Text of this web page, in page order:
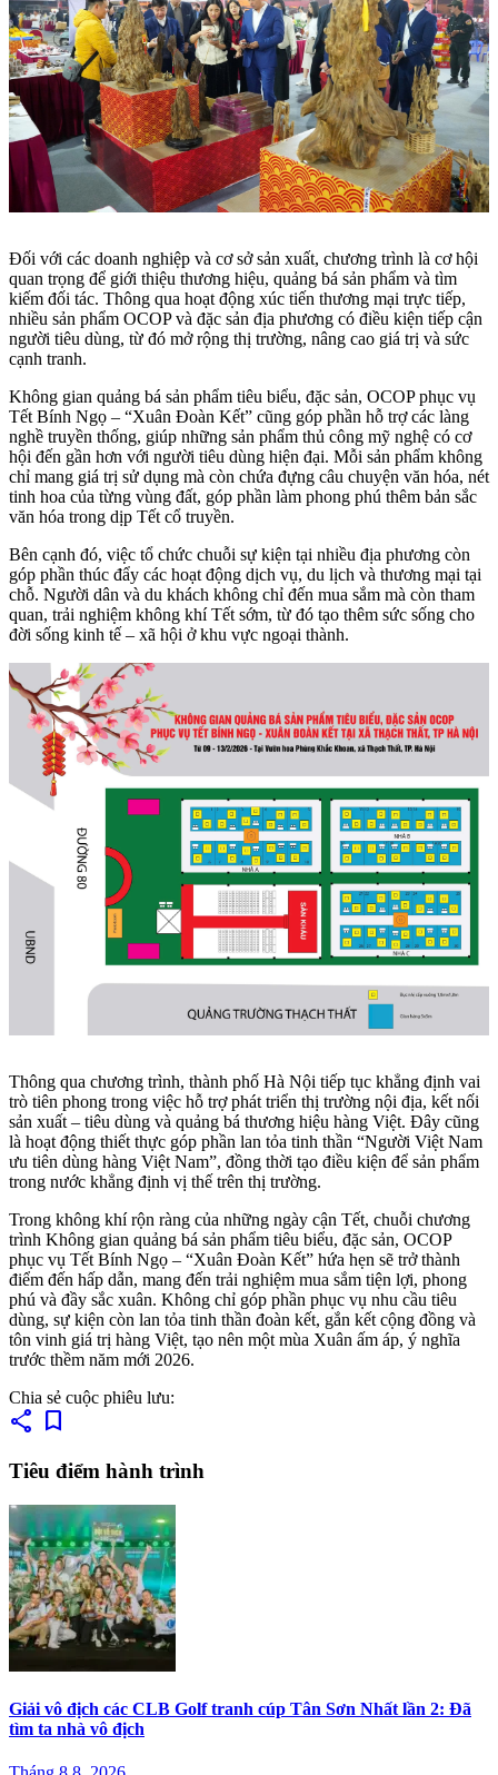
Đối với các doanh nghiệp và cơ sở sản xuất, chương trình là cơ hội
quan trọng để giới thiệu thương hiệu, quảng bá sản phẩm và tìm
kiếm đối tác. Thông qua hoạt động xúc tiến thương mại trực tiếp,
nhiều sản phẩm OCOP và đặc sản địa phương có điều kiện tiếp cận
người tiêu dùng, từ đó mở rộng thị trường, nâng cao giá trị và sức
cạnh tranh.
Không gian quảng bá sản phẩm tiêu biểu, đặc sản, OCOP phục vụ
Tết Bính Ngọ – “Xuân Đoàn Kết” cũng góp phần hỗ trợ các làng
nghề truyền thống, giúp những sản phẩm thủ công mỹ nghệ có cơ
hội đến gần hơn với người tiêu dùng hiện đại. Mỗi sản phẩm không
chỉ mang giá trị sử dụng mà còn chứa đựng câu chuyện văn hóa, nét
tinh hoa của từng vùng đất, góp phần làm phong phú thêm bản sắc
văn hóa trong dịp Tết cổ truyền.
Bên cạnh đó, việc tổ chức chuỗi sự kiện tại nhiều địa phương còn
góp phần thúc đẩy các hoạt động dịch vụ, du lịch và thương mại tại
chỗ. Người dân và du khách không chỉ đến mua sắm mà còn tham
quan, trải nghiệm không khí Tết sớm, từ đó tạo thêm sức sống cho
đời sống kinh tế – xã hội ở khu vực ngoại thành.
Thông qua chương trình, thành phố Hà Nội tiếp tục khẳng định vai
trò tiên phong trong việc hỗ trợ phát triển thị trường nội địa, kết nối
sản xuất – tiêu dùng và quảng bá thương hiệu hàng Việt. Đây cũng
là hoạt động thiết thực góp phần lan tỏa tinh thần “Người Việt Nam
ưu tiên dùng hàng Việt Nam”, đồng thời tạo điều kiện để sản phẩm
trong nước khẳng định vị thế trên thị trường.
Trong không khí rộn ràng của những ngày cận Tết, chuỗi chương
trình Không gian quảng bá sản phẩm tiêu biểu, đặc sản, OCOP
phục vụ Tết Bính Ngọ – “Xuân Đoàn Kết” hứa hẹn sẽ trở thành
điểm đến hấp dẫn, mang đến trải nghiệm mua sắm tiện lợi, phong
phú và đầy sắc xuân. Không chỉ góp phần phục vụ nhu cầu tiêu
dùng, sự kiện còn lan tỏa tinh thần đoàn kết, gắn kết cộng đồng và
tôn vinh giá trị hàng Việt, tạo nên một mùa Xuân ấm áp, ý nghĩa
trước thềm năm mới 2026.
Chia sẻ cuộc phiêu lưu:
share bookmark
Tiêu điểm hành trình
Giải vô địch các CLB Golf tranh cúp Tân Sơn Nhất lần 2: Đã
tìm ta nhà vô địch